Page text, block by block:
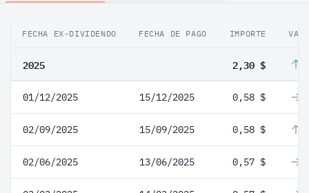
FECHA EX-DIVIDENDO FECHA DE PAGO IMPORTE
2025 2,30 $
01/12/2025 15/12/2025 0,58 $
02/09/2025 15/09/2025 0,58 $
02/06/2025 13/06/2025 0,57 $